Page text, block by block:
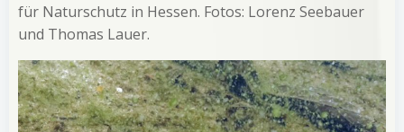
für Naturschutz in Hessen. Fotos: Lorenz Seebauer
und Thomas Lauer.